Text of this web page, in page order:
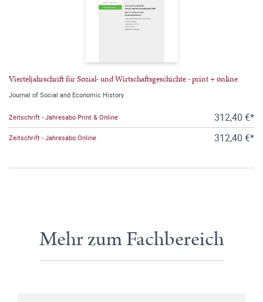
Vierteljahrschrift für Sozial- und Wirtschaftsgeschichte - print + online
Journal of Social and Economic History
Zeitschrift - Jahresabo Print & Online 312,40 €*
Zeitschrift - Jahresabo Online 312,40 €*
Mehr zum Fachbereich